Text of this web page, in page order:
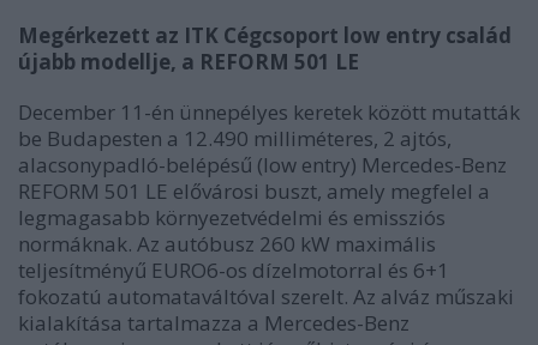
Megérkezett az ITK Cégcsoport low entry család
újabb modellje, a REFORM 501 LE
December 11-én ünnepélyes keretek között mutatták
be Budapesten a 12.490 milliméteres, 2 ajtós,
alacsonypadló-belépésű (low entry) Mercedes-Benz
REFORM 501 LE elővárosi buszt, amely megfelel a
legmagasabb környezetvédelmi és emissziós
normáknak. Az autóbusz 260 kW maximális
teljesítményű EURO6-os dízelmotorral és 6+1
fokozatú automataváltóval szerelt. Az alváz műszaki
kialakítása tartalmazza a Mercedes-Benz